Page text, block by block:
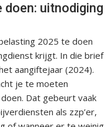
uitnodiging
2025 te doen
krijgt. In die brief
aangiftejaar (2024).
je te moeten
Dat gebeurt vaak
als zzp’er,